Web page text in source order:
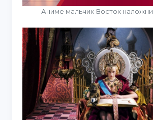
Аниме мальчик Восток